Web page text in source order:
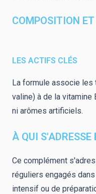
COMPOSITION
LES ACTIFS CLÉS
La formule associe les
valine) à de la vitamine
ni arômes artificiels.
À QUI
Ce complément
réguliers engagés
intensif ou de